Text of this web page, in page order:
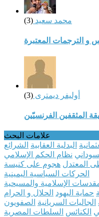
محمد سعيد (3)
و الترجمات المعتبرة
أوليفر ديمترى (3)
المثقفين الفرنسيّين
علامات البحث
البدلية العقابية الشرائع
نظام الحكم الإسلامي
المعتدل هجوم على كنيسة
الحركات السياسية اليمينية
الإسلامية والمسيحية
حماية اليهود الحلال و الحرام
الجاليات السريانية الصفويون
الكنائس السلطات المصرية